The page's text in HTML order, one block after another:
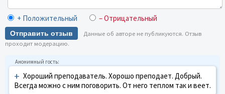
+ Положительный – Отрицательный
Отправить отзыв
Данные об авторе не публикуются. Отзыв
проходит модерацию.
+ Хороший преподаватель. Хорошо преподает. Добрый.
Всегда можно с ним поговорить. От него теплом так и веет.